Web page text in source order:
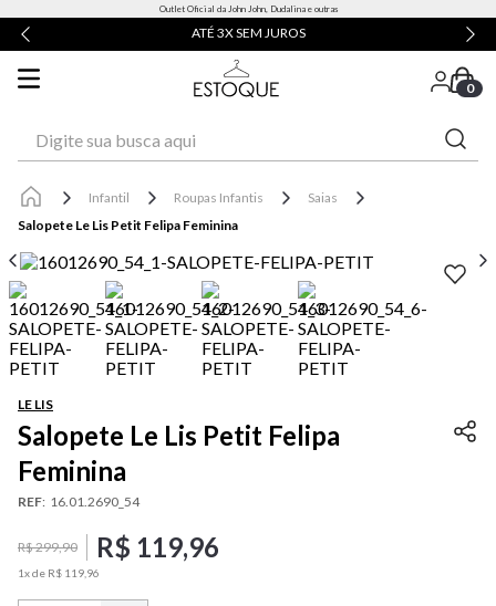
Outlet Oficial da John John, Dudalina e outras
ATÉ 3X SEM JUROS
0
Infantil Roupas Infantis
Saias
Salopete Le Lis Petit Felipa Feminina
LE LIS
Salopete Le Lis Petit Felipa
Feminina
REF: 16.01.2690_54
R$299,90 R$ 119,96
1x de R$ 119 96